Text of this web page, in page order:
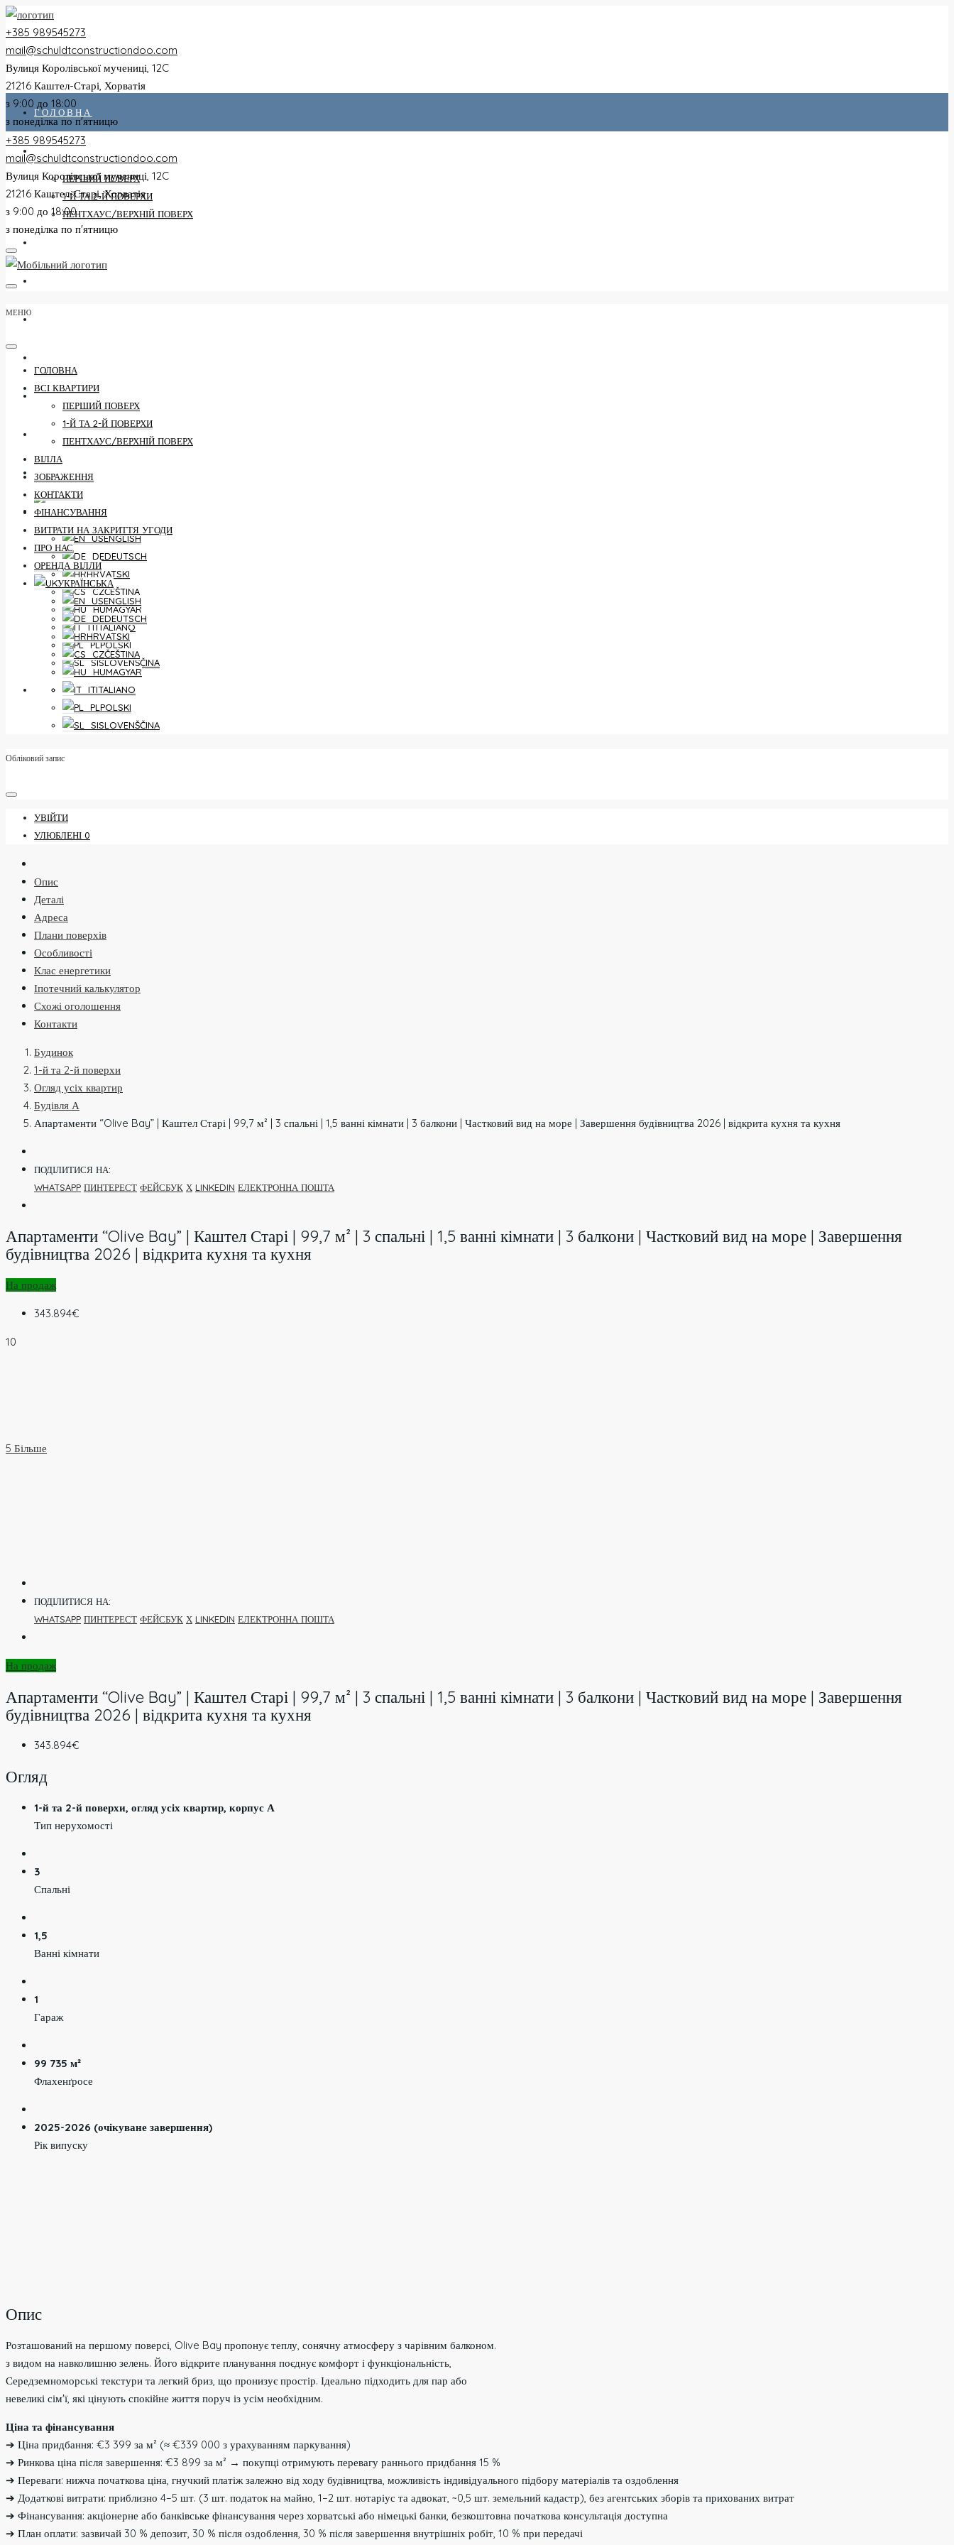
+385 989545273
mail@schuldtconstructiondoo.com
Вулиця Королівської мучениці, 12C
21216 Каштел-Старі, Хорватія
з 9:00 до 18:00
з понеділка по п'ятницю
ГОЛОВНА
ПЕРШИЙ ПОВЕРХ
1-Й ТА 2-Й ПОВЕРХИ
ПЕНТХАУС/ВЕРХНІЙ ПОВЕРХ
ВИТРАТИ НА ЗАКРИТТЯ УГОДИ
ОРЕНДА ВІЛЛИ
УКРАЇНСЬКА
ENGLISH
DEUTSCH
HRVATSKI
ČEŠTINA
MAGYAR
ITALIANO
POLSKI
SLOVENŠČINA
УЛЮБЛЕНІ 0
+385 989545273
mail@schuldtconstructiondoo.com
Вулиця Королівської мучениці, 12C
21216 Каштел-Старі, Хорватія
з 9:00 до 18:00
з понеділка по п'ятницю
МЕНЮ
ГОЛОВНА
ВСІ КВАРТИРИ
ПЕРШИЙ ПОВЕРХ
1-Й ТА 2-Й ПОВЕРХИ
ПЕНТХАУС/ВЕРХНІЙ ПОВЕРХ
ВІЛЛА
ЗОБРАЖЕННЯ
КОНТАКТИ
ФІНАНСУВАННЯ
ВИТРАТИ НА ЗАКРИТТЯ УГОДИ
ПРО НАС
ОРЕНДА ВІЛЛИ
УКРАЇНСЬКА
ENGLISH
DEUTSCH
HRVATSKI
ČEŠTINA
MAGYAR
ITALIANO
POLSKI
SLOVENŠČINA
Обліковий запис
УВІЙТИ
УЛЮБЛЕНІ 0
Опис
Деталі
Адреса
Плани поверхів
Особливості
Клас енергетики
Іпотечний калькулятор
Схожі оголошення
Контакти
Будинок
1-й та 2-й поверхи
Огляд усіх квартир
Будівля А
Апартаменти “Olive Bay” | Каштел Старі | 99,7 м² | 3 спальні | 1,5 ванні кімнати | 3 балкони | Частковий вид на море | Завершення будівництва 2026 | відкрита кухня та кухня
ПОДІЛИТИСЯ НА:
WHATSAPP ПИНТЕРЕСТ ФЕЙСБУК Х LINKEDIN ЕЛЕКТРОННА ПОШТА
Апартаменти “Olive Bay” | Каштел Старі | 99,7 м² | 3 спальні | 1,5 ванні кімнати | 3 балкони | Частковий вид на море | Завершення
будівництва 2026 | відкрита кухня та кухня
На продаж
343.894€
10
5 Більше
ПОДІЛИТИСЯ НА:
WHATSAPP ПИНТЕРЕСТ ФЕЙСБУК Х LINKEDIN ЕЛЕКТРОННА ПОШТА
На продаж
Апартаменти “Olive Bay” | Каштел Старі | 99,7 м² | 3 спальні | 1,5 ванні кімнати | 3 балкони | Частковий вид на море | Завершення
будівництва 2026 | відкрита кухня та кухня
343.894€
Огляд
1-й та 2-й поверхи, огляд усіх квартир, корпус А
Тип нерухомості
3
Спальні
1,5
Ванні кімнати
1
Гараж
99 735 м²
Флахенґросе
2025-2026 (очікуване завершення)
Рік випуску
Опис
Розташований на першому поверсі, Olive Bay пропонує теплу, сонячну атмосферу з чарівним балконом.
з видом на навколишню зелень. Його відкрите планування поєднує комфорт і функціональність,
Середземноморські текстури та легкий бриз, що пронизує простір. Ідеально підходить для пар або
невеликі сім'ї, які цінують спокійне життя поруч із усім необхідним.
Ціна та фінансування
➔ Ціна придбання: €3 399 за м² (≈ €339 000 з урахуванням паркування)
➔ Ринкова ціна після завершення: €3 899 за м² → покупці отримують перевагу раннього придбання 15 %
➔ Переваги: нижча початкова ціна, гнучкий платіж залежно від ходу будівництва, можливість індивідуального підбору матеріалів та оздоблення
➔ Додаткові витрати: приблизно 4–5 шт. (3 шт. податок на майно, 1–2 шт. нотаріус та адвокат, ~0,5 шт. земельний кадастр), без агентських зборів та прихованих витрат
➔ Фінансування: акціонерне або банківське фінансування через хорватські або німецькі банки, безкоштовна початкова консультація доступна
➔ План оплати: зазвичай 30 % депозит, 30 % після оздоблення, 30 % після завершення внутрішніх робіт, 10 % при передачі